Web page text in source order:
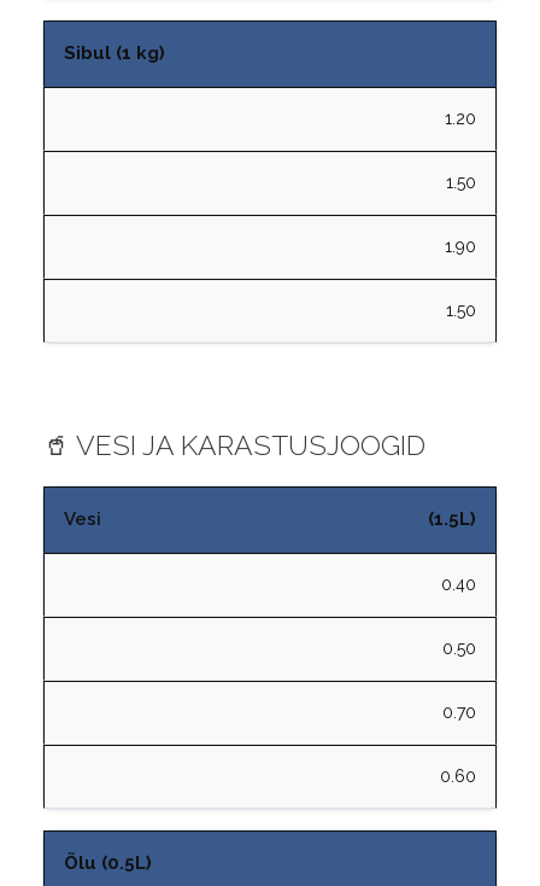
Sibul (1 kg)
1.20
1.50
1.90
1.50
🥤 VESI JA KARASTUSJOOGID
Vesi (1.5L)
0.40
0.50
0.70
0.60
Õlu (0.5L)